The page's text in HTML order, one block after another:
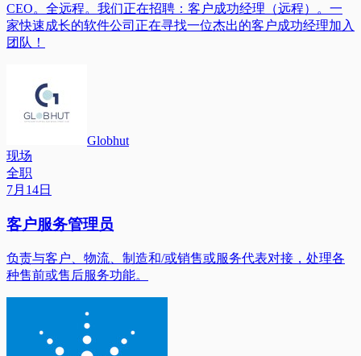
CEO。全远程。我们正在招聘：客户成功经理（远程）。一
家快速成长的软件公司正在寻找一位杰出的客户成功经理加入
团队！
Globhut
现场
全职
7月14日
客户服务管理员
负责与客户、物流、制造和/或销售或服务代表对接，处理各
种售前或售后服务功能。